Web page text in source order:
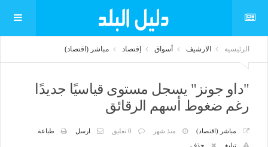
الرئيسية الارشيف أسواق إقتصاد مباشر (اقتصاد)
"داو جونز" يسجل مستوى قياسيًا جديدًا
رغم ضغوط أسهم الرقائق
مباشر (اقتصاد) منذ شهر 0 تعليق ارسل
طباعة
تبليغ
حذف